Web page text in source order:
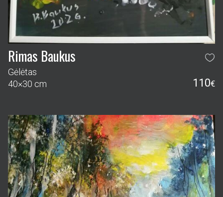
Rimas Baukus
Gėlėtas
40×30 cm
110€